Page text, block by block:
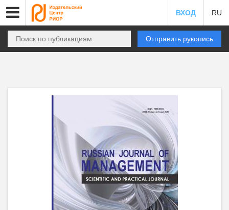
ВХОД RU
Отправить рукопись